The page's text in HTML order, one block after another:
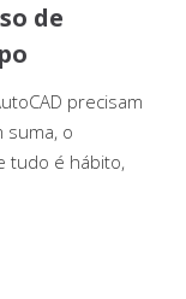
de
precisam
suma, o
tudo é hábito,